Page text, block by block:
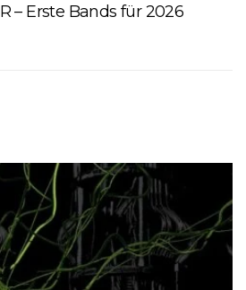
– Erste Bands für 2026